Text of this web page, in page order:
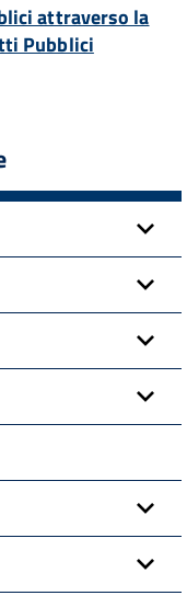
attraverso la
Pubblici